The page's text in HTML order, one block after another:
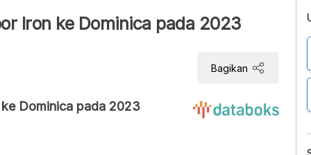
Iron ke Dominica pada 2023
Bagikan
Dominica pada 2023